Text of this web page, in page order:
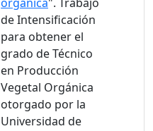
de Intensificación
para obtener el
grado de Técnico
en Producción
Vegetal Orgánica
otorgado por la
Universidad de